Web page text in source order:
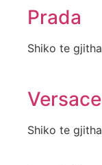
Prada
Shiko te gjitha
Versace
Shiko te gjitha